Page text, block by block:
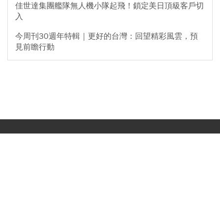
佳世達集團艦隊無人機小隊起飛！鎖定美日頂級客戶切
入
今周刊30週年特輯｜更好的台灣：回望精彩風雲，預
見前瞻行動